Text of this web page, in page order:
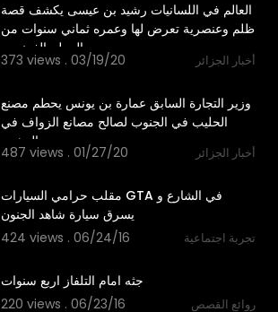
العالم في اللسانيات رشيد بن عيسى يكشف قصة
ظلم وعنصرية تعرض لها وعمره ثماني سنوات من
المعلم الفرنسي
373 views . 03/19/20 أخبار الجزائر
وزير التجارة السابق عمارة بن يونس يحطم مصنع
الحليب في الجنوب لصالح مصانع الزواف في
الدشرة
487 views . 01/27/20 أخبار الجزائر
مقلب حرامي السيارات GTA في الشارع و
يسرق سيارة شاهد الجنون
424 views . 06/24/16
تجربة اجتماعية
جثه امام التلفاز اربع سنوات
220 views . 06/23/16
روائع القصص